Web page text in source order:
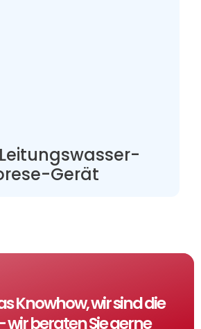
Gerät
Knowhow, wir sind die
wir beraten Sie gerne